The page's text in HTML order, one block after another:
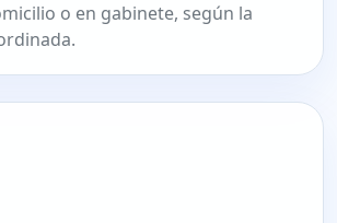
o en gabinete, según la